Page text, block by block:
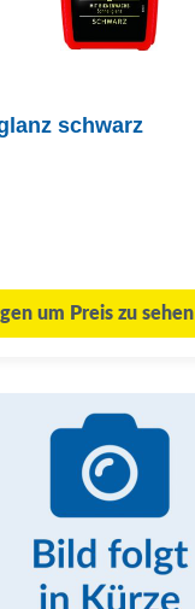
schwarz
um Preis zu sehen